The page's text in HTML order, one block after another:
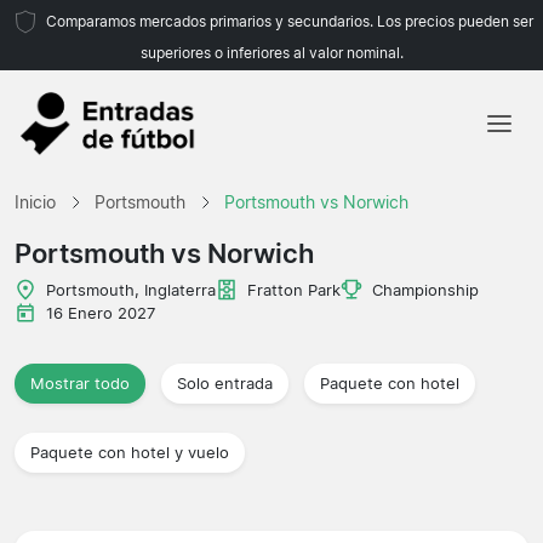
Comparamos mercados primarios y secundarios. Los precios pueden ser
superiores o inferiores al valor nominal.
Inicio Portsmouth Portsmouth vs Norwich
Portsmouth vs Norwich
Portsmouth, Inglaterra Fratton Park
Championship
16 Enero 2027
Mostrar todo Solo entrada Paquete con hotel
Paquete con hotel y vuelo